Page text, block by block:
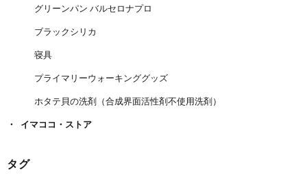
グリーンパン バルセロナプロ
ブラックシリカ
寝具
プライマリーウォーキンググッズ
ホタテ貝の洗剤（合成界面活性剤不使用洗剤）
イマココ・ストア
タグ